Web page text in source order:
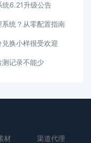
统6.21升级公告
统？从零配置指南
换小样很受欢迎
记录不能少
材 渠道代理